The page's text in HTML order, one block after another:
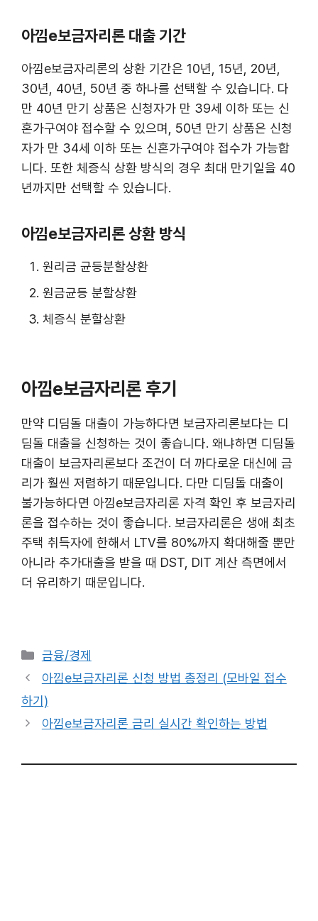
아낌e보금자리론 대출 기간
아낌e보금자리론의 상환 기간은 10년, 15년, 20년,
30년, 40년, 50년 중 하나를 선택할 수 있습니다. 다
만 40년 만기 상품은 신청자가 만 39세 이하 또는 신
혼가구여야 접수할 수 있으며, 50년 만기 상품은 신청
자가 만 34세 이하 또는 신혼가구여야 접수가 가능합
니다. 또한 체증식 상환 방식의 경우 최대 만기일을 40
년까지만 선택할 수 있습니다.
아낌e보금자리론 상환 방식
원리금 균등분할상환
원금균등 분할상환
체증식 분할상환
아낌e보금자리론 후기
만약 디딤돌 대출이 가능하다면 보금자리론보다는 디
딤돌 대출을 신청하는 것이 좋습니다. 왜냐하면 디딤돌
대출이 보금자리론보다 조건이 더 까다로운 대신에 금
리가 훨씬 저렴하기 때문입니다. 다만 디딤돌 대출이
불가능하다면 아낌e보금자리론 자격 확인 후 보금자리
론을 접수하는 것이 좋습니다. 보금자리론은 생애 최초
주택 취득자에 한해서 LTV를 80%까지 확대해줄 뿐만
아니라 추가대출을 받을 때 DST, DIT 계산 측면에서
더 유리하기 때문입니다.
카
테
고
리
금융/경제
아낌e보금자리론 신청 방법 총정리 (모바일 접수
하기)
아낌e보금자리론 금리 실시간 확인하는 방법